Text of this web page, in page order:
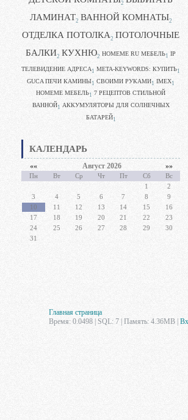
2
ЛАМИНАТ2 ВАННОЙ КОМНАТЫ2
ОТДЕЛКА ПОТОЛКА2 ПОТОЛОЧНЫЕ
БАЛКИ2 КУХНЮ2 HOMEME RU МЕБЕЛЬ1 IP
ТЕЛЕВИДЕНИЕ АДРЕСА 1 META-KEYWORDS: КУПИТЬ1
GUCA ПЕЧИ КАМИНЫ1 CВОИМИ РУКАМИ1 IMEX1
HOMEME МЕБЕЛЬ1 7 РЕЦЕПТОВ СТИЛЬНОЙ
ВАННОЙ1 АККУМУЛЯТОРЫ ДЛЯ СОЛНЕЧНЫХ
БАТАРЕЙ1
КАЛЕНДАРЬ
«« Август 2026 »»
Пн Вт Ср Чт Пт Сб
Вс
1
2
3
4 5 6 7 8
9
10
11 12 13 14 15
16
17
18 19 20 21 22
23
24
25 26 27 28 29
30
31
Главная страница
Время: 0.0498 | SQL: 7 | Память: 4.36MB